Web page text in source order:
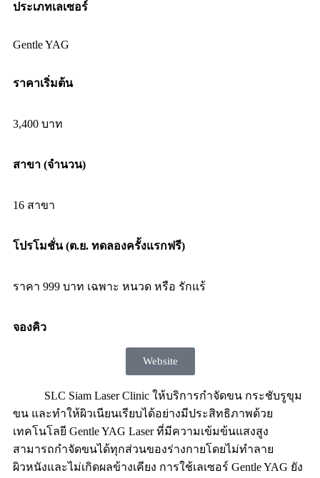
ประเภทเลเซอร์
Gentle YAG
ราคาเริ่มต้น
3,400 บาท
สาขา (จำนวน)
16 สาขา
โปรโมชั่น (ต.ย. ทดลองครั้งแรกฟรี)
ราคา 999 บาท เฉพาะ หนวด หรือ รักแร้
จองคิว
Website
SLC Siam Laser Clinic ให้บริการกำจัดขน กระชับรูขุม
ขน และทำให้ผิวเนียนเรียบได้อย่างมีประสิทธิภาพด้วย
เทคโนโลยี Gentle YAG Laser ที่มีความเข้มข้นแสงสูง
สามารถกำจัดขนได้ทุกส่วนของร่างกายโดยไม่ทำลาย
ผิวหนังและไม่เกิดผลข้างเคียง การใช้เลเซอร์ Gentle YAG ยัง